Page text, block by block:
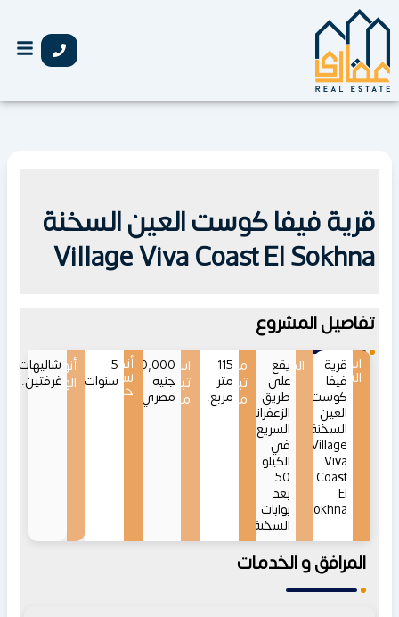
تخطي
إلى
قرية فيفا كوست العين السخنة
Village Viva Coast El Sokhna
تفاصيل المشروع
اسم
المشروع
قرية
فيفا
كوست
العين
السخنة
Village
Viva
Coast
El
Sokhna
الموقع
يقع
على
طريق
الزعفرانة
السريع
في
الكيلو
50
بعد
بوابات
السخنة
مساحات
تبدأ
من
115
متر
مربع.
اسعار
تبدأ
من
4,300,000
جنيه
مصري.
أنظمة
سداد
حتى
5
سنوات.
أنواع
الوحدات
شاليهات
غرفتين.
المرافق و الخدمات